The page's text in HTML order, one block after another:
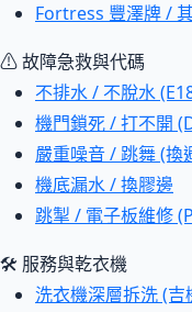
Fortress 豐澤牌 /
⚠ 故障急救與代碼
不排水 / 不脫水
機門鎖死 / 打不開
嚴重噪音 / 跳舞 (換
機底漏水 / 換膠邊
跳掣 / 電子板維修
🛠 服務與乾衣機
洗衣機深層拆洗 (吉